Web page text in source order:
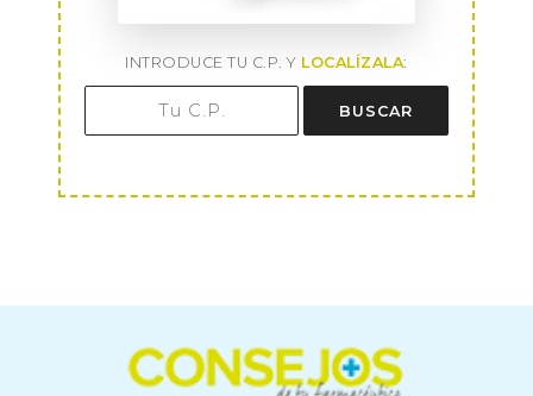
INTRODUCE TU C.P. Y LOCALÍZALA:
BUSCAR